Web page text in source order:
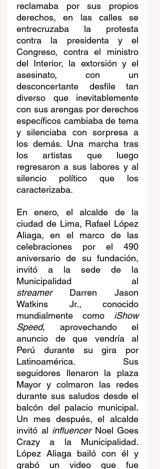
reclamaba por sus propios
derechos, en las calles se
entrecruzaba la protesta
contra la presidenta y el
Congreso, contra el ministro
del Interior, la extorsión y el
asesinato, con un
desconcertante desfile tan
diverso que inevitablemente
con sus arengas por derechos
específicos cambiaba de tema
y silenciaba con sorpresa a
los demás. Una marcha tras
los artistas que luego
regresaron a sus labores y al
silencio político que los
caracterizaba.
En enero, el alcalde de la
ciudad de Lima, Rafael López
Aliaga, en el marco de las
celebraciones por el 490
aniversario de su fundación,
invitó a la sede de la
streamer Darren Jason
Watkins Jr., conocido
mundialmente como iShow
Speed, aprovechando el
anuncio de que vendría al
Perú durante su gira por
Latinoamérica. Sus
seguidores llenaron la plaza
Mayor y colmaron las redes
durante sus saludos desde el
balcón del palacio municipal.
Un mes después, el alcalde
invitó al influencer Noel Goes
Crazy a la Municipalidad.
López Aliaga bailó con él y
grabó un video que fue